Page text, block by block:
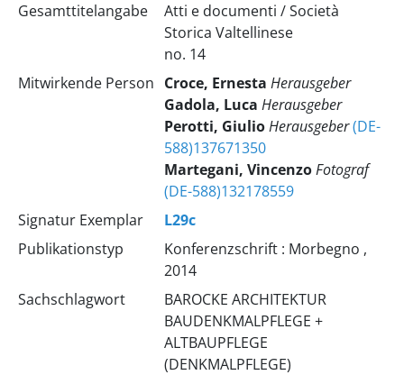
Gesamttitelangabe
Atti e documenti / Società
Storica Valtellinese
no. 14
Mitwirkende Person Croce, Ernesta Herausgeber
Gadola, Luca Herausgeber
Perotti, GiulioHerausgeber(DE-
588)137671350
Martegani, VincenzoFotograf
(DE-588)132178559
Signatur Exemplar
L29c
Publikationstyp
Konferenzschrift : Morbegno ,
2014
Sachschlagwort
BAROCKE ARCHITEKTUR
BAUDENKMALPFLEGE +
ALTBAUPFLEGE
(DENKMALPFLEGE)